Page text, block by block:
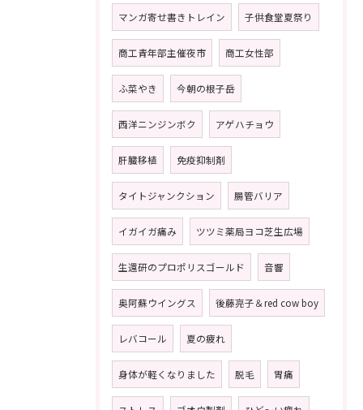
マンガ寄せ書きトレイン 子供食堂夏祭り
商工青年部主催夜市 商工女性部
ふ菜やき 今朝の根子岳
西洋ニンジンボク アゲハチョウ
肝臓移植 免疫抑制剤
タイトジャンクション 腸管バリア
イガイガ痛み ツツミ薬局ヨコ芝生広場
生還研のプロポリスゴールド 音響
奥阿蘇ウイングス 後藤亮子＆red cow boy
レバコール 夏の疲れ
身体が軽くなりました 脱毛 胃痛